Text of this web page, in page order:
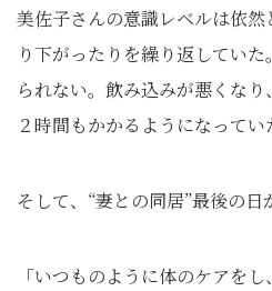
美佐子さんの意識レベルは依
り下がったりを繰り返してい
られない。飲み込みが悪くな
２時間もかかるようになってい
そして、“妻との同居”最後の日
「いつものように体のケアを